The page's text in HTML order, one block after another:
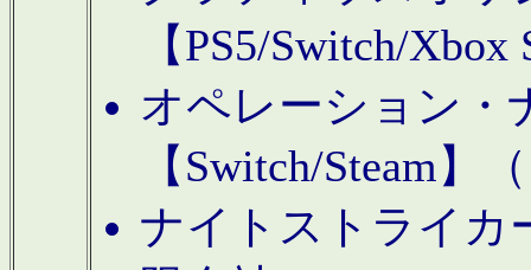
【PS5/Switch/
オペレーション・
【Switch/Steam】
ナイトストライカ